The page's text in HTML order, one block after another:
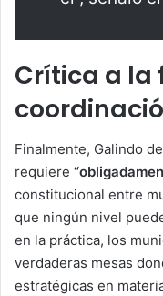
Crítica a la
Finalmente, Galindo
requiere
constitucional entre
que ningún nivel
en la práctica, los
verdaderas mesas
estratégicas en